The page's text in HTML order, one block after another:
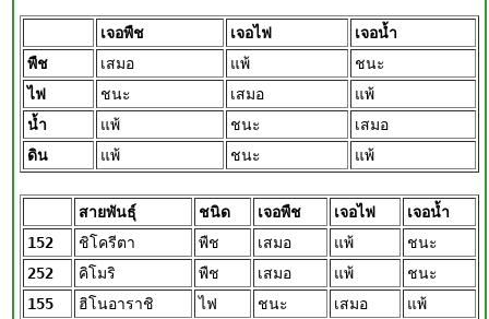
เจอพืช เจอไฟ
เจอน้ำ
พืช
เสมอ แพ้
ชนะ
ไฟ
ชนะ เสมอ
แพ้
น้ำ
แพ้ ชนะ
เสมอ
ดิน
แพ้ ชนะ แพ้
สายพันธุ์ ชนิด เจอพืช เจอไฟ
เจอน้ำ
152
ชิโครีตา พืช เสมอ แพ้
ชนะ
252
คิโมริ พืช เสมอ แพ้
ชนะ
155
ฮิโนอาราชิ ไฟ ชนะ เสมอ แพ้